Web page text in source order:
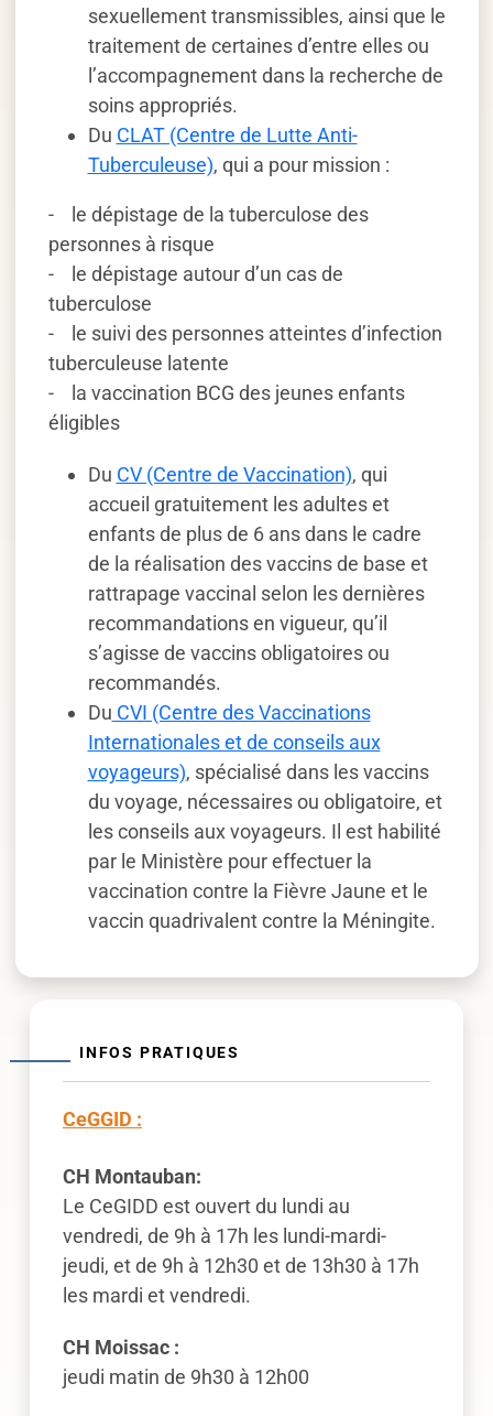
sexuellement transmissibles, ainsi que le
traitement de certaines d’entre elles ou
l’accompagnement dans la recherche de
soins appropriés.
Du CLAT (Centre de Lutte Anti-
Tuberculeuse), qui a pour mission :
- le dépistage de la tuberculose des
personnes à risque
- le dépistage autour d’un cas de
tuberculose
- le suivi des personnes atteintes d’infection
tuberculeuse latente
- la vaccination BCG des jeunes enfants
éligibles
Du CV (Centre de Vaccination), qui
accueil gratuitement les adultes et
enfants de plus de 6 ans dans le cadre
de la réalisation des vaccins de base et
rattrapage vaccinal selon les dernières
recommandations en vigueur, qu’il
s’agisse de vaccins obligatoires ou
recommandés.
Du CVI (Centre des Vaccinations
Internationales et de conseils aux
voyageurs), spécialisé dans les vaccins
du voyage, nécessaires ou obligatoire, et
les conseils aux voyageurs. Il est habilité
par le Ministère pour effectuer la
vaccination contre la Fièvre Jaune et le
vaccin quadrivalent contre la Méningite.
INFOS PRATIQUES
CeGGID :
CH Montauban:
Le CeGIDD est ouvert du lundi au
vendredi, de 9h à 17h les lundi-mardi-
jeudi, et de 9h à 12h30 et de 13h30 à 17h
les mardi et vendredi.
CH Moissac :
jeudi matin de 9h30 à 12h00